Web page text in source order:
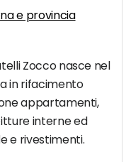
e provincia
Zocco nasce nel
in rifacimento
appartamenti,
interne ed
e rivestimenti.